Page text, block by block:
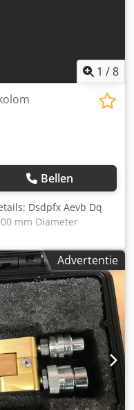
1 /8
Bellen
Dsdpfx Aevb Dq
mm Diameter
mm
tpm Werkstukgewicht:
55
Machinegewicht ca.:
x 5,5 m met CNC
*
Advertentie